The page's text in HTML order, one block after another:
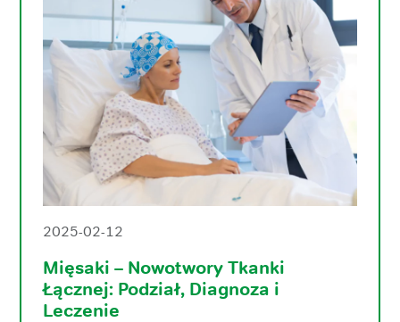
2025-02-12
Mięsaki – Nowotwory Tkanki
Łącznej: Podział, Diagnoza i
Leczenie